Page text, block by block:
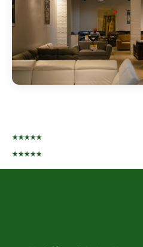
★★★★★
★★★★★